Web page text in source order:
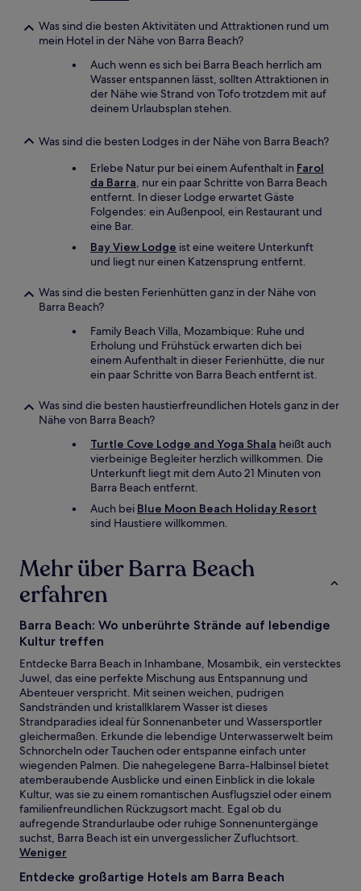
Was sind die besten Aktivitäten und Attraktionen rund um
mein Hotel in der Nähe von Barra Beach?
Auch wenn es sich bei Barra Beach herrlich am
Wasser entspannen lässt, sollten Attraktionen in
der Nähe wie Strand von Tofo trotzdem mit auf
deinem Urlaubsplan stehen.
Was sind die besten Lodges in der Nähe von Barra Beach?
Erlebe Natur pur bei einem Aufenthalt in Farol
da Barra, nur ein paar Schritte von Barra Beach
entfernt. In dieser Lodge erwartet Gäste
Folgendes: ein Außenpool, ein Restaurant und
eine Bar.
Bay View Lodge ist eine weitere Unterkunft
und liegt nur einen Katzensprung entfernt.
Was sind die besten Ferienhütten ganz in der Nähe von
Barra Beach?
Family Beach Villa, Mozambique: Ruhe und
Erholung und Frühstück erwarten dich bei
einem Aufenthalt in dieser Ferienhütte, die nur
ein paar Schritte von Barra Beach entfernt ist.
Was sind die besten haustierfreundlichen Hotels ganz in der
Nähe von Barra Beach?
Turtle Cove Lodge and Yoga Shala heißt auch
vierbeinige Begleiter herzlich willkommen. Die
Unterkunft liegt mit dem Auto 21 Minuten von
Barra Beach entfernt.
Auch bei Blue Moon Beach Holiday Resort
sind Haustiere willkommen.
Mehr über Barra Beach
erfahren
Barra Beach: Wo unberührte Strände auf lebendige
Kultur treffen
Entdecke Barra Beach in Inhambane, Mosambik, ein verstecktes
Juwel, das eine perfekte Mischung aus Entspannung und
Abenteuer verspricht. Mit seinen weichen, pudrigen
Sandstränden und kristallklarem Wasser ist dieses
Strandparadies ideal für Sonnenanbeter und Wassersportler
gleichermaßen. Erkunde die lebendige Unterwasserwelt beim
Schnorcheln oder Tauchen oder entspanne einfach unter
wiegenden Palmen. Die nahegelegene Barra-Halbinsel bietet
atemberaubende Ausblicke und einen Einblick in die lokale
Kultur, was sie zu einem romantischen Ausflugsziel oder einem
familienfreundlichen Rückzugsort macht. Egal ob du
aufregende Strandurlaube oder ruhige Sonnenuntergänge
suchst, Barra Beach ist ein unvergesslicher Zufluchtsort.
Weniger
Entdecke großartige Hotels am Barra Beach